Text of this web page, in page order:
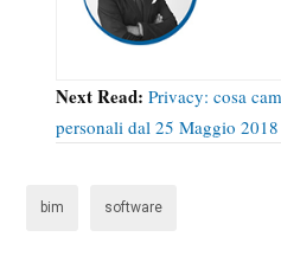
Next Read: Privacy: cosa
personali dal 25 Maggio
bim software